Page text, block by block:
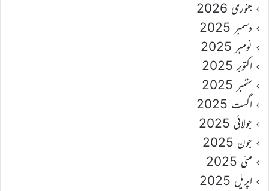
جنوری 2026
دسمبر 2025
نومبر 2025
اکتوبر 2025
ستمبر 2025
اگست 2025
جولائی 2025
جون 2025
مئی 2025
اپریل 2025